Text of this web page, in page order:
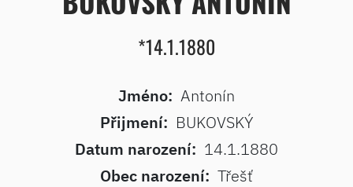
*14.1.1880
Jméno: Antonín
Přijmení: BUKOVSKÝ
Datum narození: 14.1.1880
Obec narození: Třešť